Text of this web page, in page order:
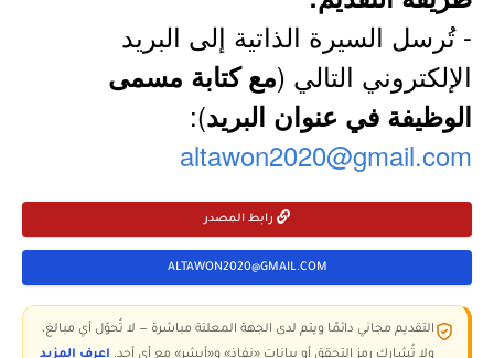
- تُرسل السيرة الذاتية إلى البريد
الإلكتروني التالي (مع كتابة مسمى
الوظيفة في عنوان البريد):
altawon2020@gmail.com
رابط المصدر
ALTAWON2020@GMAIL.COM
التقديم مجاني دائمًا ويتم لدى الجهة المعلنة مباشرة — لا تُحوّل أي مبالغ،
ولا تُشارك رمز التحقق أو بيانات «نفاذ» و«أبشر» مع أي أحد. اعرف المزيد